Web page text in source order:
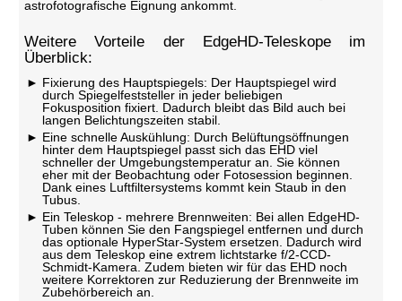
astrofotografische Eignung ankommt.
Weitere Vorteile der EdgeHD-Teleskope im
Überblick:
Fixierung des Hauptspiegels: Der Hauptspiegel wird
durch Spiegelfeststeller in jeder beliebigen
Fokusposition fixiert. Dadurch bleibt das Bild auch bei
langen Belichtungszeiten stabil.
Eine schnelle Auskühlung: Durch Belüftungsöffnungen
hinter dem Hauptspiegel passt sich das EHD viel
schneller der Umgebungstemperatur an. Sie können
eher mit der Beobachtung oder Fotosession beginnen.
Dank eines Luftfiltersystems kommt kein Staub in den
Tubus.
Ein Teleskop - mehrere Brennweiten: Bei allen EdgeHD-
Tuben können Sie den Fangspiegel entfernen und durch
das optionale HyperStar-System ersetzen. Dadurch wird
aus dem Teleskop eine extrem lichtstarke f/2-CCD-
Schmidt-Kamera. Zudem bieten wir für das EHD noch
weitere Korrektoren zur Reduzierung der Brennweite im
Zubehörbereich an.